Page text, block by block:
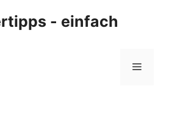
- einfach
Menü